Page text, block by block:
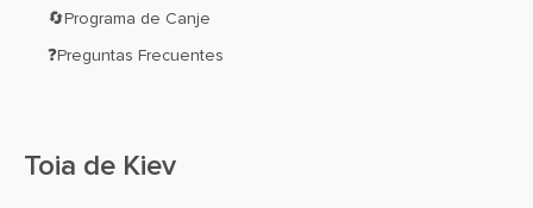
🔄Programa de Canje
❓Preguntas Frecuentes
Toia de Kiev